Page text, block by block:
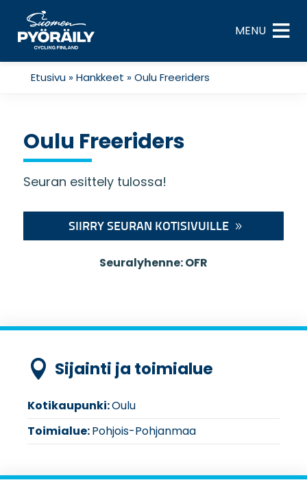
content
MENU
Etusivu»Hankkeet »Oulu Freeriders
Oulu Freeriders
Seuran esittely tulossa!
SIIRRY SEURAN KOTISIVUILLE
Seuralyhenne: OFR
 Sijainti ja toimialue
Kotikaupunki:Oulu
Toimialue:Pohjois-Pohjanmaa